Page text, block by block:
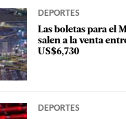
DEPORTES
Las boletas para el
salen a la venta
US$6,730
DEPORTES